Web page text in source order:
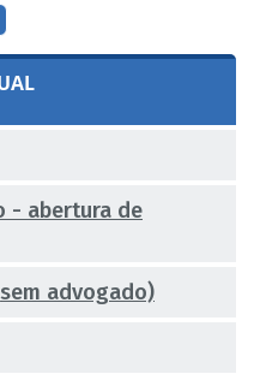
- abertura de
advogado)